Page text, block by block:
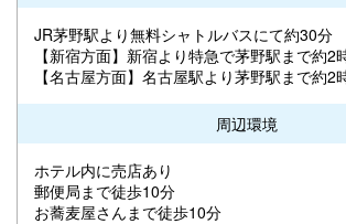
JR茅野駅より無料シャトルバスにて約30分
【新宿方面】新宿より特急で茅野駅まで約2
【名古屋方面】名古屋駅より茅野駅まで約2
周辺環境
ホテル内に売店あり
郵便局まで徒歩10分
お蕎麦屋さんまで徒歩10分